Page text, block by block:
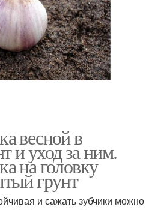
весной в
и уход за ним.
на головку
грунт
и сажать зубчики можно